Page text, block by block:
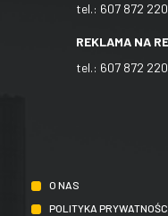
tel.: 607 872 220
REKLAMA NA
tel.: 607 872 220
O NAS
POLITYKA